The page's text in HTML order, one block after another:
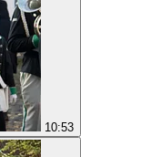
10:53